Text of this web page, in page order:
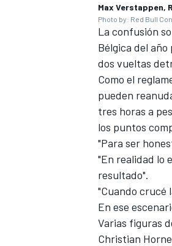
Max Verstappen,
Photo by: Red Bull
La confusión
Bélgica del
dos vueltas
Como el
pueden
tres horas a
los puntos
"Para ser
"En realidad lo
resultado".
"Cuando crucé
En ese
Varias figuras
Christian